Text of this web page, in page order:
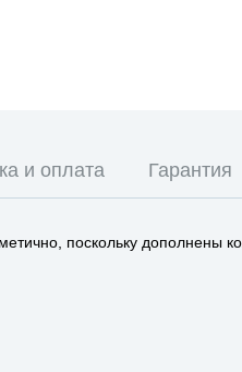
и оплата Гарантия
поскольку дополнены